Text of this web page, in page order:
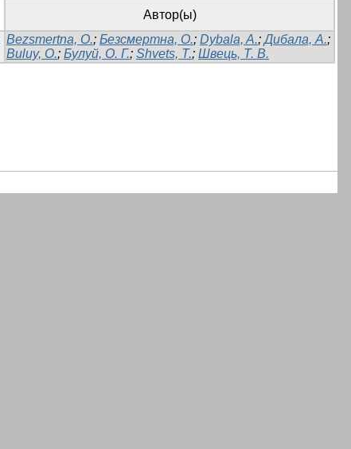
Автор(ы)
Bezsmertna, O.; Безсмертна, О.; Dybala, A.;Дибала, А.;
Buluy, O.; Булуй, О. Г.; Shvets, T.; Швець, Т. В.